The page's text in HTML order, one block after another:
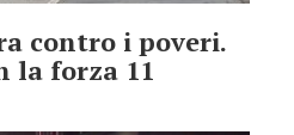
contro i poveri.
la forza 11